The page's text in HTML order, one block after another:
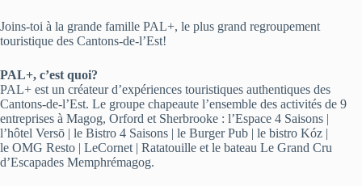
Joins-toi à la grande famille PAL+, le plus grand regroupement
touristique des Cantons-de-l’Est!
PAL+, c’est quoi?
PAL+ est un créateur d’expériences touristiques authentiques des
Cantons-de-l’Est. Le groupe chapeaute l’ensemble des activités de 9
entreprises à Magog, Orford et Sherbrooke : l’Espace 4 Saisons |
l’hôtel Versō | le Bistro 4 Saisons | le Burger Pub | le bistro Kóz |
le OMG Resto | LeCornet | Ratatouille et le bateau Le Grand Cru
d’Escapades Memphrémagog.